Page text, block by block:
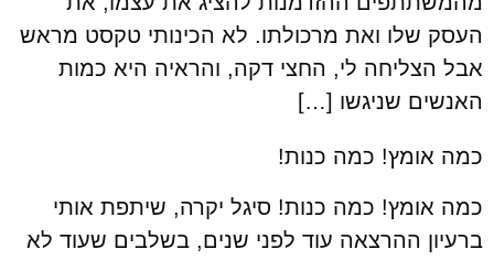
העסק שלו ואת מרכולתו. לא הכינותי טקסט מראש
אבל הצליחה לי, החצי דקה, והראיה היא כמות
האנשים שניגשו […]
כמה אומץ! כמה כנות!
כמה אומץ! כמה כנות! סיגל יקרה, שיתפת אותי
ברעיון ההרצאה עוד לפני שנים, בשלבים שעוד לא